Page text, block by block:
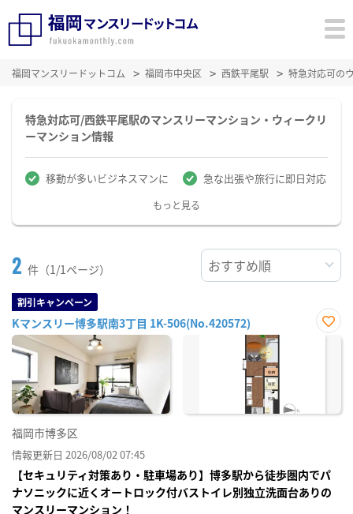
福岡マンスリードットコム 福岡市中央区 西鉄平尾駅 特急対応可の
特急対応可/西鉄平尾駅のマンスリーマンション・ウィークリ
ーマンション情報
移動が多いビジネスマンに 急な出張や旅行に即日対応
もっと見る
2 件（1/1ページ）
割引キャンペーン
Kマンスリー博多駅南3丁目 1K-506(No.420572)
お気
福岡市博多区
情報更新日 2026/08/02 07:45
【セキュリティ対策あり・駐車場あり】博多駅から徒歩圏内でパ
ナソニックに近くオートロック付バストイレ別独立洗面台ありの
マンスリーマンション！